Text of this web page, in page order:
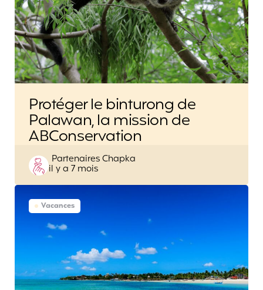
Protéger le binturong de
Palawan, la mission de
ABConservation
Posted
by
Partenaires Chapka
il y a 7 mois
Vacances